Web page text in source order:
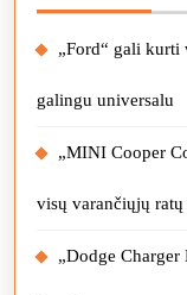
„Ford“ gali kurti
galingu universalu
„MINI Cooper
visų varančiųjų ratų
„Dodge